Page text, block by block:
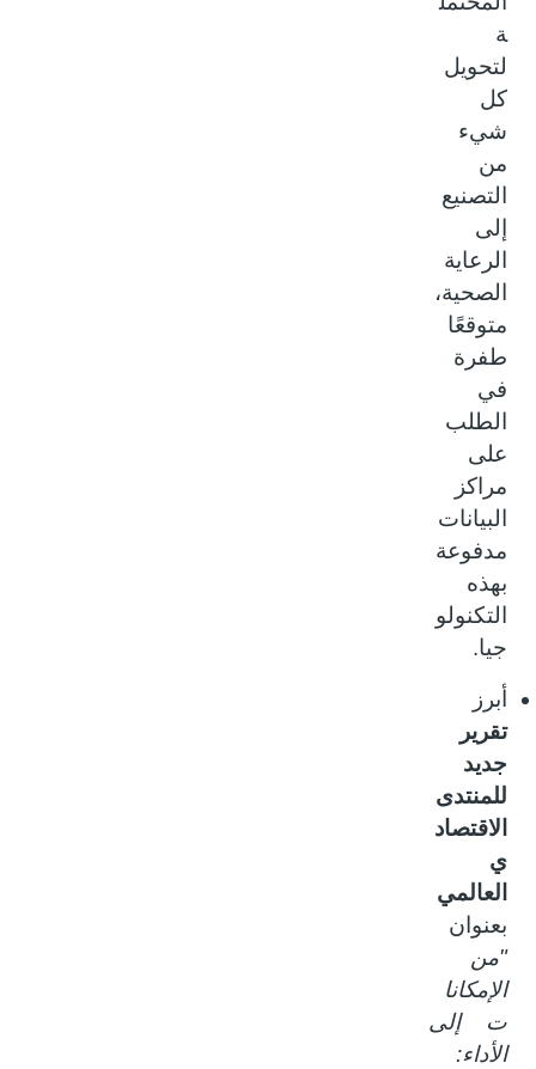
لتحويل
كل
شيء
من
التصنيع
إلى
الرعاية
الصحية،
متوقعًا
طفرة
في
الطلب
على
مراكز
البيانات
مدفوعة
بهذه
التكنولو
جيا.
أبرز
تقرير
جديد
للمنتدى
الاقتصاد
العالمي
بعنوان
"من
الإمكانا
ت إلى
الأداء: